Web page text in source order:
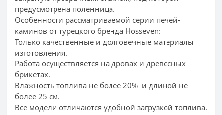
предусмотрена поленница.
Особенности рассматриваемой серии печей-
каминов от турецкого бренда Hosseven:
Только качественные и долговечные материалы
изготовления.
Работа осуществляется на дровах и древесных
брикетах.
Влажность топлива не более 20% и длиной не
более 25 см.
Все модели отличаются удобной загрузкой топлива.